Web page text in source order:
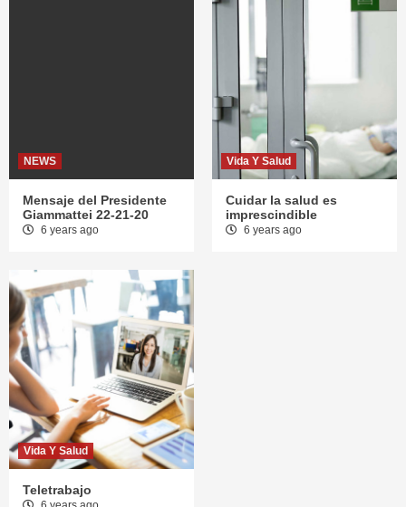
NEWS
Mensaje del Presidente
Giammattei 22-21-20
6 years ago
Vida Y Salud
Cuidar la salud es
imprescindible
6 years ago
Vida Y Salud
Teletrabajo